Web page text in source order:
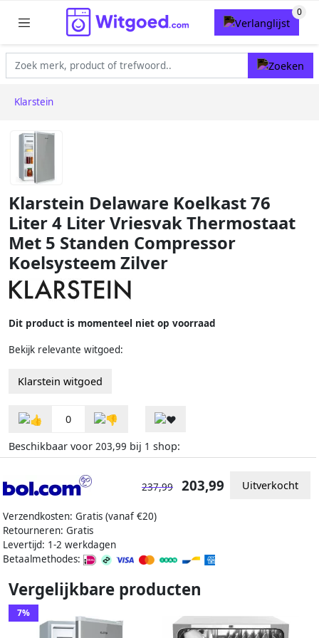
Klarstein
Klarstein Delaware Koelkast 76
Liter 4 Liter Vriesvak Thermostaat
Met 5 Standen Compressor
Koelsysteem Zilver
Dit product is momenteel niet op voorraad
Bekijk relevante witgoed:
Klarstein witgoed
0
Beschikbaar voor 203,99 bij 1 shop:
Verzendkosten: Gratis (vanaf €20)
Retourneren: Gratis
Levertijd: 1-2 werkdagen
Betaalmethodes:
237,99 203,99 Uitverkocht
Vergelijkbare producten
7%